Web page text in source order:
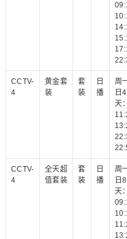
CCTV-
4
黄金套
装
套
装
日
播
周
日
天：
CCTV-
4
全天超
值套装
套
装
日
播
周
日
天：